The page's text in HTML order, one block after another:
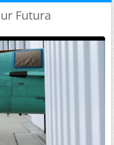
Futura